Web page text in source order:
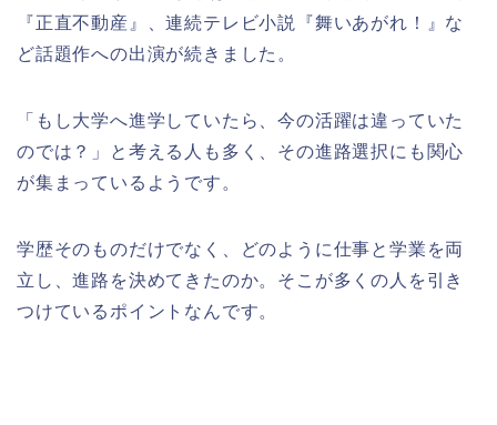
『正直不動産』、連続テレビ小説『舞いあがれ！』な
ど話題作への出演が続きました。
「もし大学へ進学していたら、今の活躍は違っていた
のでは？」と考える人も多く、その進路選択にも関心
が集まっているようです。
学歴そのものだけでなく、どのように仕事と学業を両
立し、進路を決めてきたのか。そこが多くの人を引き
つけているポイントなんです。